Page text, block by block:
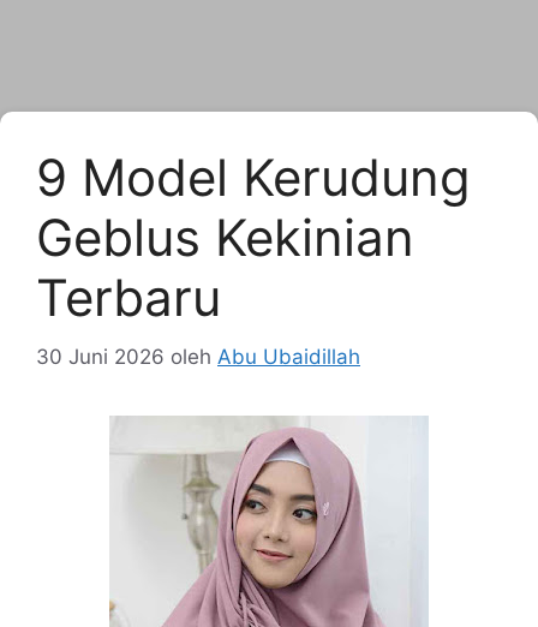
9 Model Kerudung
Geblus Kekinian
Terbaru
30 Juni 2026 oleh Abu Ubaidillah